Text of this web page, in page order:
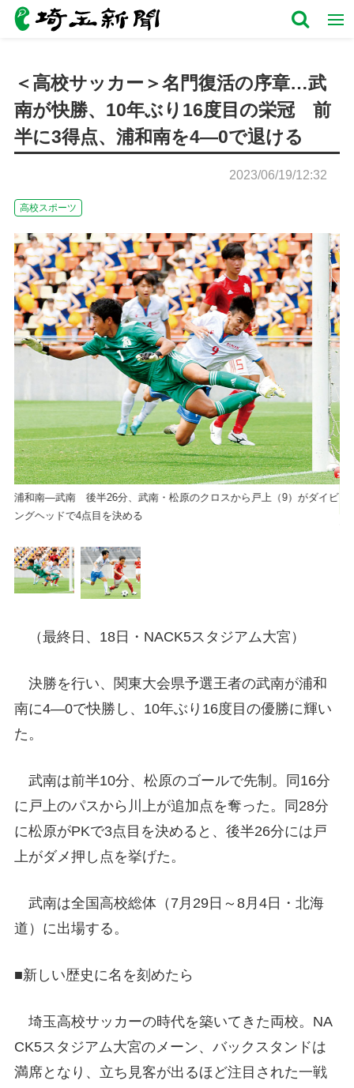
＜高校サッカー＞名門復活の序章…武
南が快勝、10年ぶり16度目の栄冠 前
半に3得点、浦和南を4―0で退ける
2023/06/19/12:32
高校スポーツ
浦和南―武南 後半26分、武南・松原のクロスから戸上（9）がダイビ
ングヘッドで4点目を決める
（最終日、18日・NACK5スタジアム大宮）
決勝を行い、関東大会県予選王者の武南が浦和
南に4―0で快勝し、10年ぶり16度目の優勝に輝い
た。
武南は前半10分、松原のゴールで先制。同16分
に戸上のパスから川上が追加点を奪った。同28分
に松原がPKで3点目を決めると、後半26分には戸
上がダメ押し点を挙げた。
武南は全国高校総体（7月29日～8月4日・北海
道）に出場する。
■新しい歴史に名を刻めたら
埼玉高校サッカーの時代を築いてきた両校。NA
CK5スタジアム大宮のメーン、バックスタンドは
満席となり、立ち見客が出るほど注目された一戦